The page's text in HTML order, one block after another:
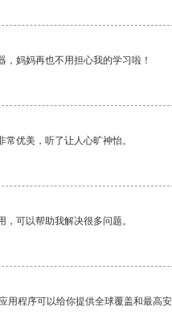
，妈妈再也不用担心我的学习啦！
常优美，听了让人心旷神怡。
，可以帮助我解决很多问题。
用程序可以给你提供全球覆盖和最高安